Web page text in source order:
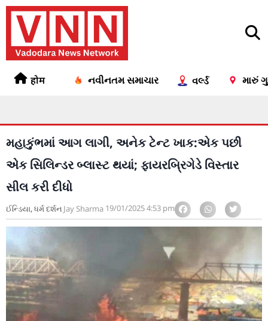
होम નવીનતમ સમાચાર વર્લ્ડ મારું
મહાકુંભમાં આગ લાગી, અનેક ટેન્ટ ખાક:એક પછી
એક સિલિન્ડર બ્લાસ્ટ થયાં; ફાયરબ્રિગેડે વિસ્તાર
સીલ કરી દીધો
ઈન્ડિયા,ધર્મ દર્શન Jay Sharma 19/01/20254:53 pm